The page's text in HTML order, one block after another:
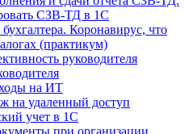
СЗВ-ТД в 1С
Коронавирус, что
(практикум)
руководителя
на ИТ
на удаленный доступ
учет в 1С
при организации